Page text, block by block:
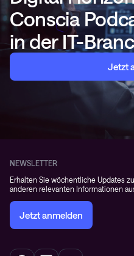
Conscia
in der IT-
Jetzt
NEWSLETTER
Erhalten Sie wöchentliche Updates
anderen relevanten Informationen
Jetzt anmelden